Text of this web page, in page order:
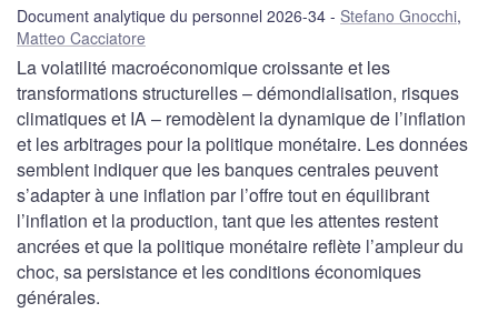
Document analytique du personnel 2026-34 Stefano Gnocchi,
Matteo Cacciatore
La volatilité macroéconomique croissante et les
transformations structurelles – démondialisation, risques
climatiques et IA – remodèlent la dynamique de l’inflation
et les arbitrages pour la politique monétaire. Les données
semblent indiquer que les banques centrales peuvent
s’adapter à une inflation par l’offre tout en équilibrant
l’inflation et la production, tant que les attentes restent
ancrées et que la politique monétaire reflète l’ampleur du
choc, sa persistance et les conditions économiques
générales.